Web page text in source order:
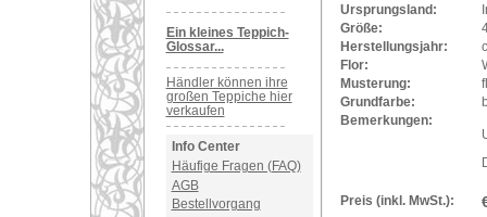
Ein kleines Teppich-
Glossar...
Händler können ihre
großen Teppiche hier
verkaufen
Info Center
Häufige Fragen (FAQ)
AGB
Bestellvorgang
Ursprungsland:
Größe:
Herstellungsjahr:
Flor:
Musterung:
Grundfarbe:
Bemerkungen:
Preis (inkl. MwSt.):